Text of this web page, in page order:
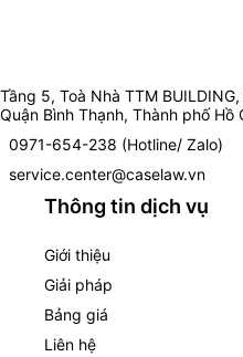
Tầng 5, Toà Nhà TTM
Quận Bình Thạnh, Thành phố Hồ
0971-654-238 (Hotline/ Zalo)
service.center@caselaw.vn
Thông tin dịch vụ
Giới thiệu
Giải pháp
Bảng giá
Liên hệ